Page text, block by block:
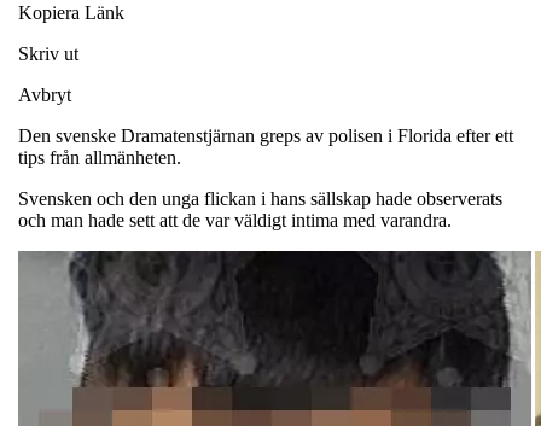
Kopiera Länk
Skriv ut
Avbryt
Den svenske Dramatenstjärnan greps av polisen i Florida efter ett
tips från allmänheten.
Svensken och den unga flickan i hans sällskap hade observerats
och man hade sett att de var väldigt intima med varandra.